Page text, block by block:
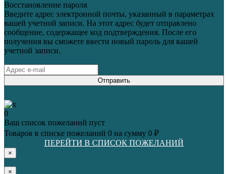
Восстановление пароля
Введите адрес электронной почты, указанный в параметрах
вашей учетной записи. На этот адрес будет отправлено
сообщение, содержащее код подтверждения. После его
получения вы сможете ввести новый пароль для вашей
учетной записи.
Отправить
0
Ваш список пожеланий пуст
Товаров в списке пожеланий 0 на сумму 0 ₽
ПЕРЕЙТИ В СПИСОК ПОЖЕЛАНИЙ
×
×